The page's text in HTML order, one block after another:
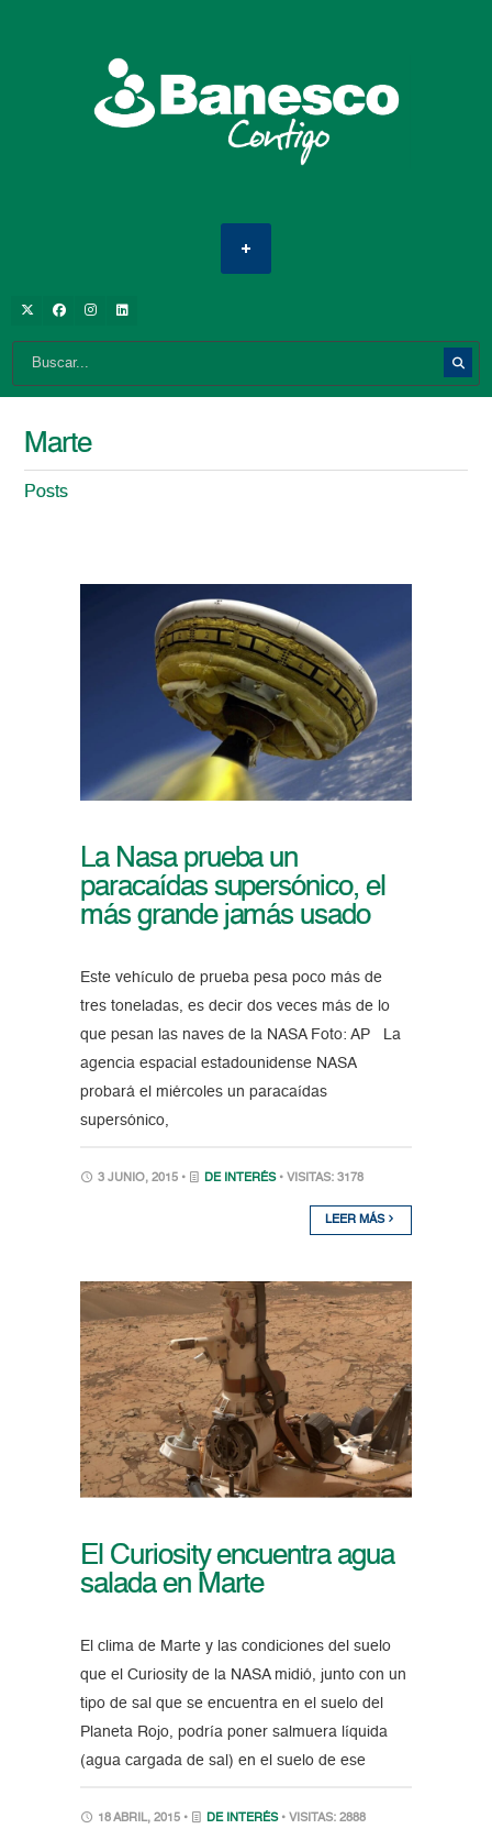
Marte
Posts
La Nasa prueba un
paracaídas supersónico, el
más grande jamás usado
Este vehículo de prueba pesa poco más de
tres toneladas, es decir dos veces más de lo
que pesan las naves de la NASA Foto: AP La
agencia espacial estadounidense NASA
probará el miércoles un paracaídas
supersónico,
3 JUNIO, 2015 • DE INTERÉS • VISITAS: 3178
LEER MÁS
El Curiosity encuentra agua
salada en Marte
El clima de Marte y las condiciones del suelo
que el Curiosity de la NASA midió, junto con un
tipo de sal que se encuentra en el suelo del
Planeta Rojo, podría poner salmuera líquida
(agua cargada de sal) en el suelo de ese
18 ABRIL, 2015 • DE INTERÉS • VISITAS: 2888